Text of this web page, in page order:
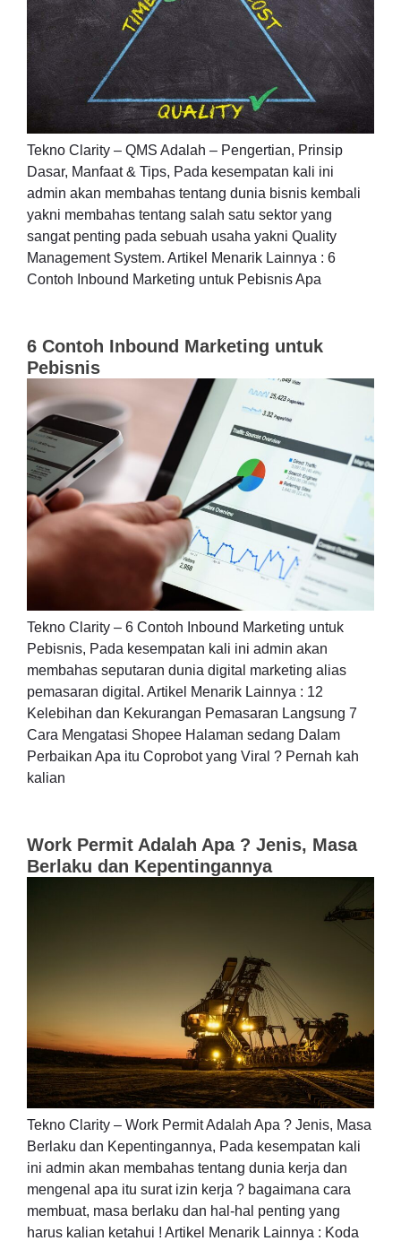
Tekno Clarity – QMS Adalah – Pengertian, Prinsip
Dasar, Manfaat & Tips, Pada kesempatan kali ini
admin akan membahas tentang dunia bisnis kembali
yakni membahas tentang salah satu sektor yang
sangat penting pada sebuah usaha yakni Quality
Management System. Artikel Menarik Lainnya : 6
Contoh Inbound Marketing untuk Pebisnis Apa
6 Contoh Inbound Marketing untuk
Pebisnis
Tekno Clarity – 6 Contoh Inbound Marketing untuk
Pebisnis, Pada kesempatan kali ini admin akan
membahas seputaran dunia digital marketing alias
pemasaran digital. Artikel Menarik Lainnya : 12
Kelebihan dan Kekurangan Pemasaran Langsung 7
Cara Mengatasi Shopee Halaman sedang Dalam
Perbaikan Apa itu Coprobot yang Viral ? Pernah kah
kalian
Work Permit Adalah Apa ? Jenis, Masa
Berlaku dan Kepentingannya
Tekno Clarity – Work Permit Adalah Apa ? Jenis, Masa
Berlaku dan Kepentingannya, Pada kesempatan kali
ini admin akan membahas tentang dunia kerja dan
mengenal apa itu surat izin kerja ? bagaimana cara
membuat, masa berlaku dan hal-hal penting yang
harus kalian ketahui ! Artikel Menarik Lainnya : Koda